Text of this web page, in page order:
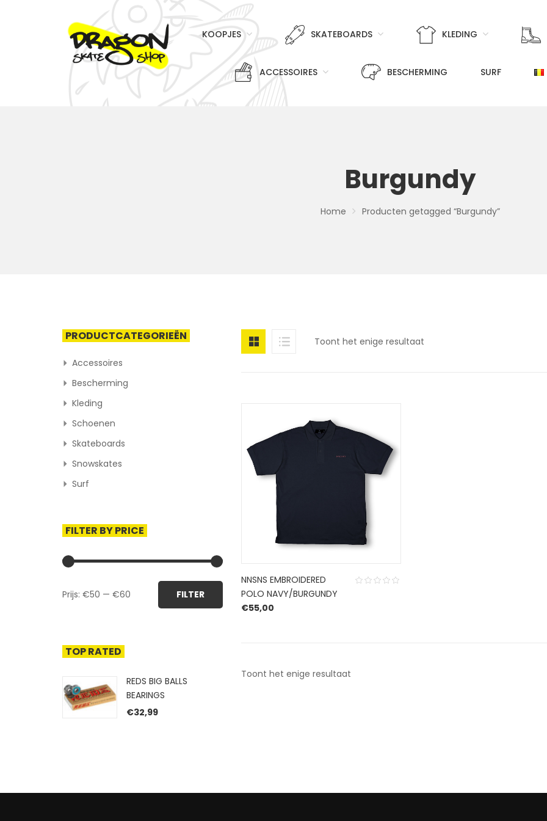
KOOPJES SKATEBOARDS KLEDING
ACCESSOIRES BESCHERMING SURF
Burgundy
Home Producten getagged “Burgundy”
PRODUCTCATEGORIEËN
Accessoires
Bescherming
Kleding
Schoenen
Skateboards
Snowskates
Surf
FILTER BY PRICE
prijs
prijs
FILTER
Prijs: €50 — €60
TOP RATED
REDS BIG BALLS
BEARINGS
€32,99
Toont het enige resultaat
NNSNS EMBROIDERED
POLO NAVY/BURGUNDY
€55,00
Toont het enige resultaat